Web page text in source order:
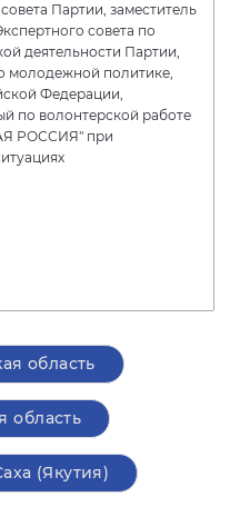
Партии, заместитель
совета по
деятельности Партии,
молодежной политике,
Федерации,
по волонтерской работе
РОССИЯ" при
область
область
(Якутия)